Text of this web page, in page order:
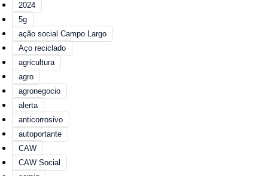
2024
5g
ação social Campo Largo
Aço reciclado
agricultura
agro
agronegocio
alerta
anticorrosivo
autoportante
CAW
CAW Social